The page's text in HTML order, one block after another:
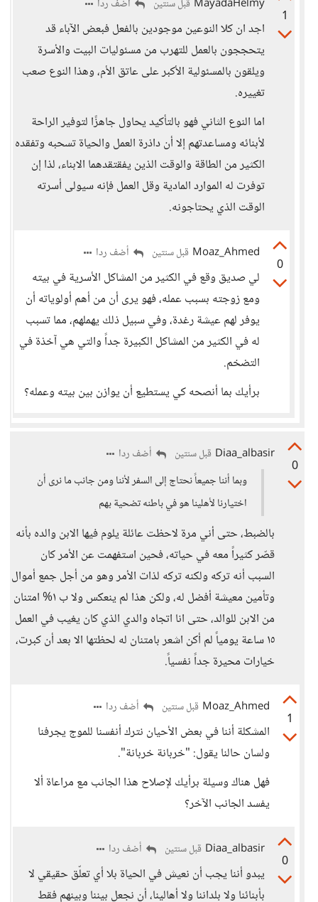
1
MayadaHelmy قبل سنتين أضف ردا
اجد ان كلا النوعين موجودين بالفعل فبعض الآباء قد
يتحججون بالعمل للتهرب من مسئوليات البيت والأسرة
ويلقون بالمسئولية الأكبر على عاتق الأم، وهذا النوع صعب
تغييره.
اما النوع الثاني فهو بالتأكيد يحاول جاهزًا لتوفير الراحة
لأبنائه ومساعدتهم إلا أن داذرة العمل والحياة تسحبه وتفقده
الكثير من الطاقة والوقت الذين يفقتقدهما الابناء، لذا إن
توفرت له الموارد المادية وقل العمل فإنه سيولى أسرته
الوقت الذي يحتاجونه.
0
Moaz_Ahmed قبل سنتين أضف ردا
لي صديق وقع في الكثير من المشاكل الأسرية في بيته
ومع زوجته بسبب عمله، فهو يرى أن من أهم أولوياته أن
يوفر لهم عيشة رغدة، وفي سبيل ذلك يهملهم، مما تسبب
له في الكثير من المشاكل الكبيرة جداً والتي هي آخذة في
التضخم.
برأيك بما أنصحه كي يستطيع أن يوازن بين بيته وعمله؟
0
Diaa_albasir قبل سنتين
أضف ردا
وبما أننا جميعاً نحتاج إلى السفر لأننا ومن جانب ما نرى أن
اختيارنا لأهلينا هو في باطنه تضحية بهم
بالضبط، حتى أني مرة لاحظت عائلة يلوم فيها الابن والده بأنه
قصّر كثيراً معه في حياته، فحين استفهمت عن الأمر كان
السبب أنه تركه ولكنه تركه لذات الأمر وهو من أجل جمع أموال
وتأمين معيشة أفضل له، ولكن هذا لم ينعكس ولا ب ١% امتنان
من الابن للوالد، حتى انا اتجاه والدي الذي كان يغيب في العمل
١٥ ساعة يومياً لم أكن اشعر بامتنان له لحظتها الا بعد أن كبرت،
خيارات محيرة جداً نفسياً.
1
Moaz_Ahmed قبل سنتين أضف ردا
المشكلة أننا في بعض الأحيان نترك أنفسنا للموج يجرفنا
ولسان حالنا يقول: "خربانة خربانة".
فهل هناك وسيلة برأيك لإصلاح هذا الجانب مع مراعاة ألا
يفسد الجانب الآخر؟
0
Diaa_albasir قبل سنتين أضف ردا
يبدو أننا يجب أن نعيش في الحياة بلا أي تعلّق حقيقي لا
بأبنائنا ولا بلداننا ولا أهالينا، أن نجعل بيننا وبينهم فقط